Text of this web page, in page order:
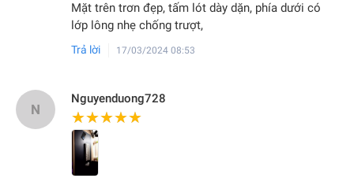
Mặt trên trơn đẹp, tấm lót dày dặn, phía dưới có
lớp lông nhẹ chống trượt,
Trả lời 17/03/2024 08:53
N
Nguyenduong728
★★★★★
★★★★★